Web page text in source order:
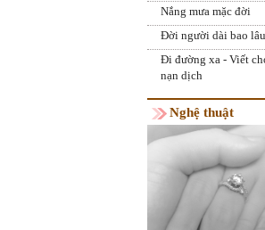
Nắng mưa mặc đời
Đời người dài bao lâu
Đi đường xa - Viết
nạn dịch
Nghệ thuật